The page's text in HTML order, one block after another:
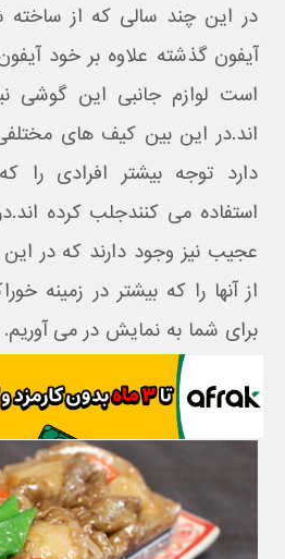
در این چند سالی که از
آیفون گذشته علاوه بر خود
است لوازم جانبی این گوشی
اند.در این بین کیف های
دارد توجه بیشتر افرادی را
استفاده می کنندجلب کرده
عجیب نیز وجود دارند که در
از آنها را که بیشتر در زمینه
برای شما به نمایش در می آوریم.